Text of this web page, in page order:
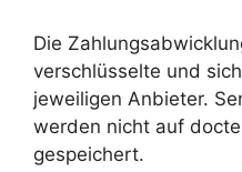
Die
verschlüsselte und
jeweiligen Anbieter.
werden nicht auf
gespeichert.